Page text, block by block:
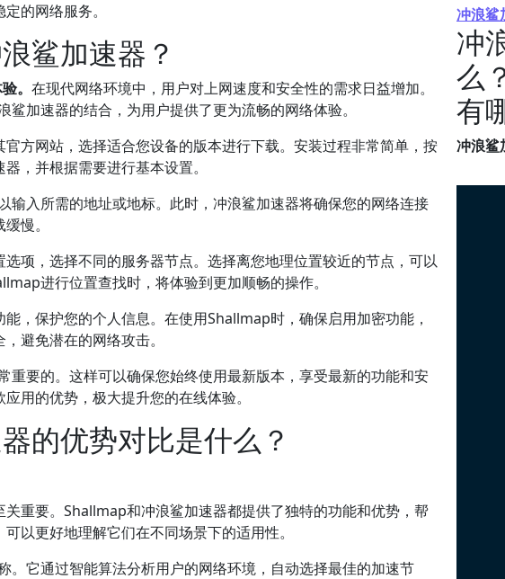
的网络服务。
鲨加速器？
。 在现代网络环境中，用户对上网速度和安全性的需求日益增加。
加速器的结合，为用户提供了更为流畅的网络体验。
方网站，选择适合您设备的版本进行下载。安装过程非常简单，按
，并根据需要进行基本设置。
入所需的地址或地标。此时，冲浪鲨加速器将确保您的网络连接
慢。
项，选择不同的服务器节点。选择离您地理位置较近的节点，可以
进行位置查找时，将体验到更加顺畅的操作。
，保护您的个人信息。在使用Shallmap时，确保启用加密功能，
避免潜在的网络攻击。
要的。这样可以确保您始终使用最新版本，享受最新的功能和安
用的优势，极大提升您的在线体验。
的优势对比是什么？
重要。Shallmap和冲浪鲨加速器都提供了独特的功能和优势，帮
以更好地理解它们在不同场景下的适用性。
它通过智能算法分析用户的网络环境，自动选择最佳的加速节
冲浪鲨
冲
么
有
冲浪鲨